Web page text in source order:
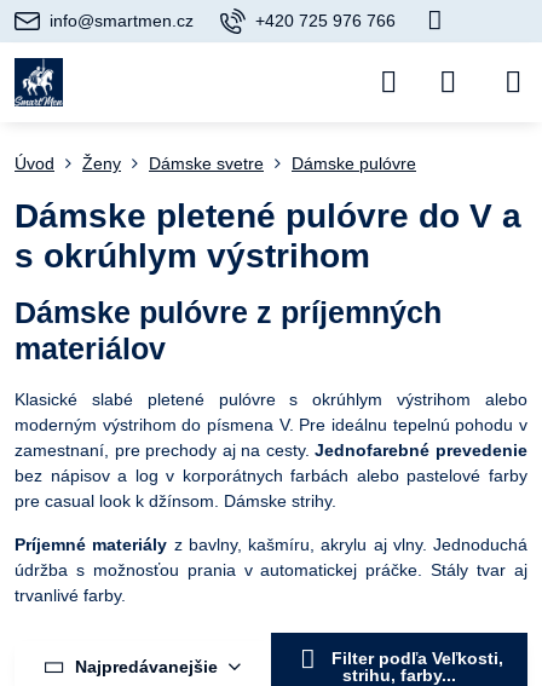
info@smartmen.cz +420 725 976 766
Úvod Ženy Dámske svetre Dámske pulóvre
Dámske pletené pulóvre do V a
s okrúhlym výstrihom
Dámske pulóvre z príjemných
materiálov
Klasické slabé pletené pulóvre s okrúhlym výstrihom alebo
moderným výstrihom do písmena V. Pre ideálnu tepelnú pohodu v
zamestnaní, pre prechody aj na cesty.Jednofarebné prevedenie
bez nápisov a log v korporátnych farbách alebo pastelové farby
pre casual look k džínsom. Dámske strihy.
Príjemné materiály z bavlny, kašmíru, akrylu aj vlny. Jednoduchá
údržba s možnosťou prania v automatickej práčke. Stály tvar aj
trvanlivé farby.
Najpredávanejšie
Filter podľa Veľkosti,
strihu, farby...